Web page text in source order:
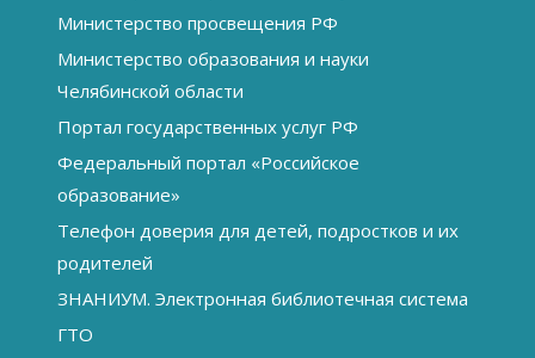
Министерство просвещения РФ
Министерство образования и науки
Челябинской области
Портал государственных услуг РФ
Федеральный портал «Российское
образование»
Телефон доверия для детей, подростков и их
родителей
ЗНАНИУМ. Электронная библиотечная система
ГТО